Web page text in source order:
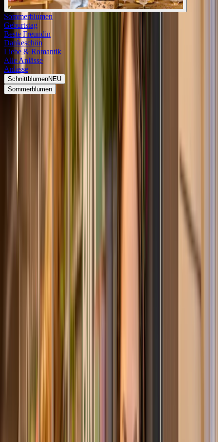
Sommerblumen
Geburtstag
Beste Freundin
Dankeschön
Liebe & Romantik
Alle Anlässe
Anlässe
SchnittblumenNEU
Sommerblumen
Blumen verschicken
Sende ein